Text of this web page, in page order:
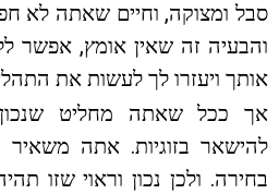
סבל ומצוקה, וחיים שאתה לא
והבעיה זה שאין אומץ, אפשר
אותך ויעזרו לך לעשות את
אך ככל שאתה מחליט שנכון
להישאר בזוגיות. אתה
בחירה. ולכן נכון וראוי שזו